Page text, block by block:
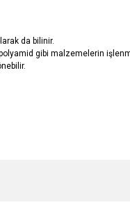
da bilinir.
gibi malzemelerin